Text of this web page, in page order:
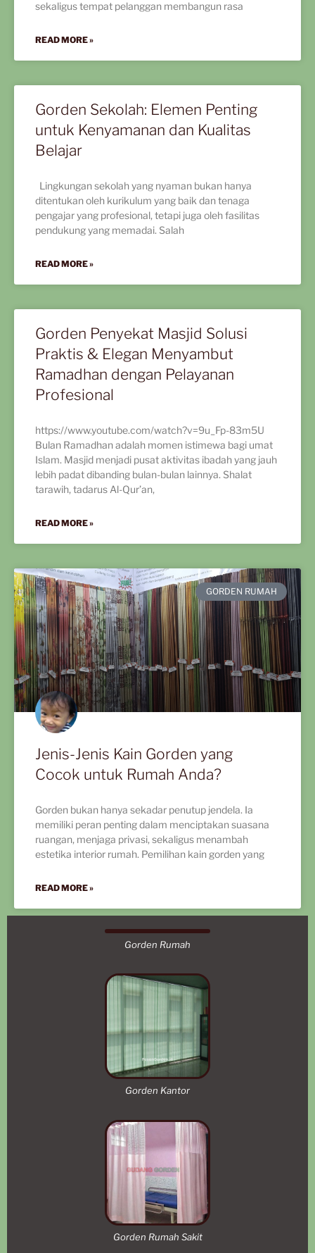
sekaligus tempat pelanggan membangun rasa
READ MORE »
Gorden Sekolah: Elemen Penting
untuk Kenyamanan dan Kualitas
Belajar
Lingkungan sekolah yang nyaman bukan hanya
ditentukan oleh kurikulum yang baik dan tenaga
pengajar yang profesional, tetapi juga oleh fasilitas
pendukung yang memadai. Salah
READ MORE »
Gorden Penyekat Masjid Solusi
Praktis & Elegan Menyambut
Ramadhan dengan Pelayanan
Profesional
https://www.youtube.com/watch?v=9u_Fp-83m5U
Bulan Ramadhan adalah momen istimewa bagi umat
Islam. Masjid menjadi pusat aktivitas ibadah yang jauh
lebih padat dibanding bulan-bulan lainnya. Shalat
tarawih, tadarus Al-Qur’an,
READ MORE »
GORDEN RUMAH
Jenis-Jenis Kain Gorden yang
Cocok untuk Rumah Anda?
Gorden bukan hanya sekadar penutup jendela. Ia
memiliki peran penting dalam menciptakan suasana
ruangan, menjaga privasi, sekaligus menambah
estetika interior rumah. Pemilihan kain gorden yang
READ MORE »
Gorden Rumah
Gorden Kantor
Gorden Rumah Sakit